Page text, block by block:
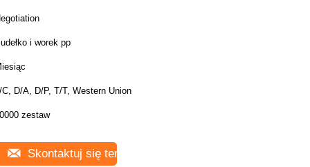
i worek pp
C, D/A, D/P, T/T, Western Union
zestaw
Skontaktuj się teraz